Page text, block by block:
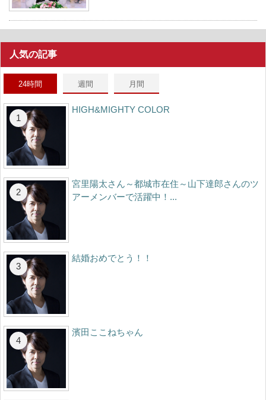
人気の記事
24時間 週間 月間
HIGH&MIGHTY COLOR
宮里陽太さん～都城市在住～山下達郎さんのツ
アーメンバーで活躍中！...
結婚おめでとう！！
濱田ここねちゃん